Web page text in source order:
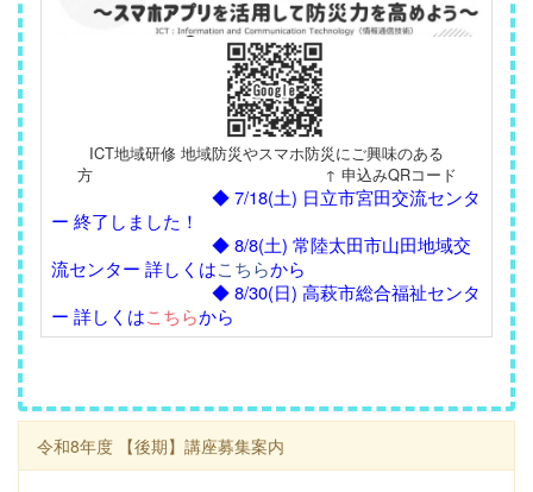
ICT地域研修 地域防災やスマホ防災にご興味のある
方 ↑ 申込みQRコード
◆ 7/18(土) 日立市宮田交流センタ
ー 終了しました！
◆ 8/8(土) 常陸太田市山田地域交
流センター 詳しくはこちらから
◆ 8/30(日) 高萩市総合福祉センタ
ー 詳しくはこちらから
令和8年度 【後期】講座募集案内